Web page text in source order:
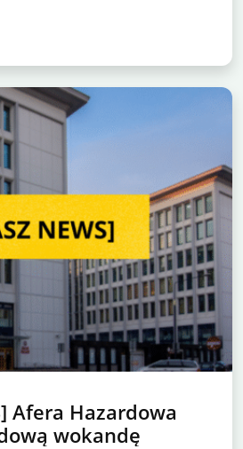
Afera Hazardowa
wokandę